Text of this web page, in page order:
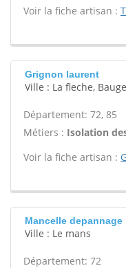
Voir la fiche artisan :
Grignon laurent
Ville : La fleche,
Département: 72, 85
Métiers : Isolation
Voir la fiche artisan :
Mancelle depannage
Ville : Le mans
Département: 72